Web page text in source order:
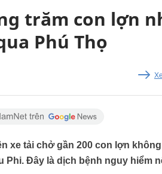
trăm con lợn
Phú Thọ
xe tải chở gần 200 con lợn
Đây là dịch bệnh nguy hiểm